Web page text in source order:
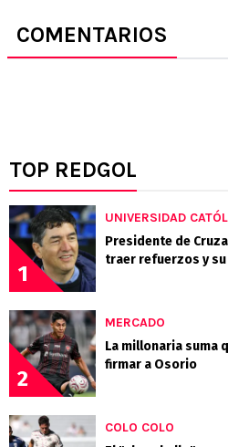
COMENTARIOS
TOP REDGOL
1
UNIVERSIDAD
Presidente de
traer refuerzos y
2
MERCADO
La millonaria suma
firmar a Osorio
COLO COLO